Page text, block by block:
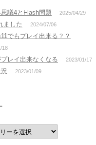
議4とFlash問題 2025/04/29
ました 2024/07/06
でもプレイ出来る？？
18
レイ出来なくなる 2023/01/17
2023/01/09